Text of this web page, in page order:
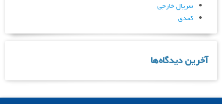
سریال خارجی
کمدی
آخرین دیدگاه‌ها